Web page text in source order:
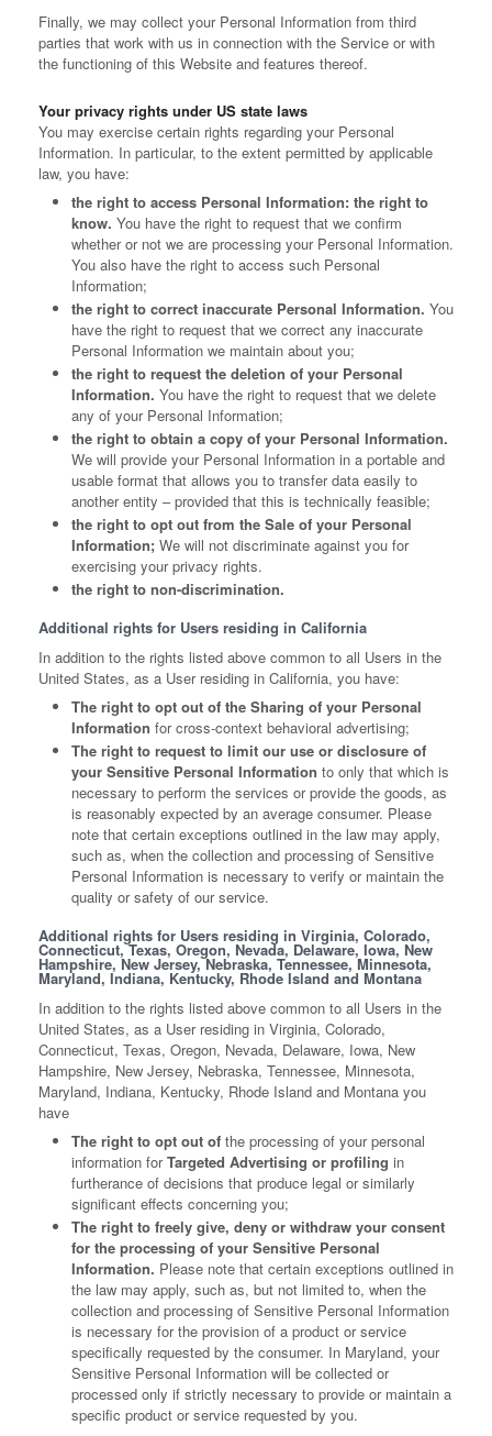
Finally, we may collect your Personal Information from third
parties that work with us in connection with the Service or with
the functioning of this Website and features thereof.
Your privacy rights under US state laws
You may exercise certain rights regarding your Personal
Information. In particular, to the extent permitted by applicable
law, you have:
the right to access Personal Information: the right to
know. You have the right to request that we confirm
whether or not we are processing your Personal Information.
You also have the right to access such Personal
Information;
the right to correct inaccurate Personal Information. You
have the right to request that we correct any inaccurate
Personal Information we maintain about you;
the right to request the deletion of your Personal
Information. You have the right to request that we delete
any of your Personal Information;
the right to obtain a copy of your Personal Information.
We will provide your Personal Information in a portable and
usable format that allows you to transfer data easily to
another entity – provided that this is technically feasible;
the right to opt out from the Sale of your Personal
Information; We will not discriminate against you for
exercising your privacy rights.
the right to non-discrimination.
Additional rights for Users residing in California
In addition to the rights listed above common to all Users in the
United States, as a User residing in California, you have:
The right to opt out of the Sharing of your Personal
Information for cross-context behavioral advertising;
The right to request to limit our use or disclosure of
your Sensitive Personal Information to only that which is
necessary to perform the services or provide the goods, as
is reasonably expected by an average consumer. Please
note that certain exceptions outlined in the law may apply,
such as, when the collection and processing of Sensitive
Personal Information is necessary to verify or maintain the
quality or safety of our service.
Additional rights for Users residing in Virginia, Colorado,
Connecticut, Texas, Oregon, Nevada, Delaware, Iowa, New
Hampshire, New Jersey, Nebraska, Tennessee, Minnesota,
Maryland, Indiana, Kentucky, Rhode Island and Montana
In addition to the rights listed above common to all Users in the
United States, as a User residing in Virginia, Colorado,
Connecticut, Texas, Oregon, Nevada, Delaware, Iowa, New
Hampshire, New Jersey, Nebraska, Tennessee, Minnesota,
Maryland, Indiana, Kentucky, Rhode Island and Montana you
have
The right to opt out of the processing of your personal
information forTargeted Advertising or profiling in
furtherance of decisions that produce legal or similarly
significant effects concerning you;
The right to freely give, deny or withdraw your consent
for the processing of your Sensitive Personal
Information. Please note that certain exceptions outlined in
the law may apply, such as, but not limited to, when the
collection and processing of Sensitive Personal Information
is necessary for the provision of a product or service
specifically requested by the consumer. In Maryland, your
Sensitive Personal Information will be collected or
processed only if strictly necessary to provide or maintain a
specific product or service requested by you.